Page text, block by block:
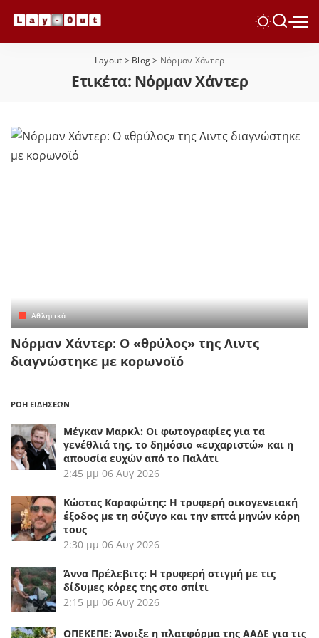
Layout > Blog> Νόρμαν Χάντερ
Ετικέτα: Νόρμαν Χάντερ
Αθλητικά
Νόρμαν Χάντερ: Ο «θρύλος» της Λιντς
διαγνώστηκε με κορωνοϊό
ΡΟΗ ΕΙΔΗΣΕΩΝ
Μέγκαν Μαρκλ: Οι φωτογραφίες για τα
γενέθλιά της, το δημόσιο «ευχαριστώ» και η
απουσία ευχών από το Παλάτι
2:45 μμ 06 Αυγ 2026
Κώστας Καραφώτης: Η τρυφερή οικογενειακή
έξοδος με τη σύζυγο και την επτά μηνών κόρη
τους
2:30 μμ 06 Αυγ 2026
Άννα Πρέλεβιτς: Η τρυφερή στιγμή με τις
δίδυμες κόρες της στο σπίτι
2:15 μμ 06 Αυγ 2026
ΟΠΕΚΕΠΕ: Άνοιξε η πλατφόρμα της ΑΑΔΕ για τις